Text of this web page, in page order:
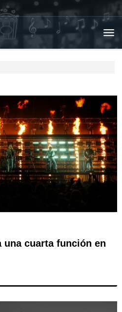
una cuarta función en